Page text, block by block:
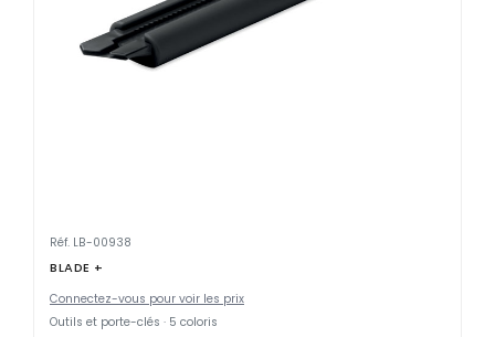
Réf. LB-00938
BLADE +
Connectez-vous pour voir les prix
Outils et porte-clés · 5 coloris